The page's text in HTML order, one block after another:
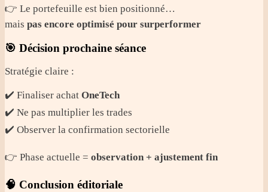
👉 Le portefeuille est bien positionné…
mais pas encore optimisé pour surperformer
🎯 Décision prochaine séance
Stratégie claire :
✔️ Finaliser achat OneTech
✔️ Ne pas multiplier les trades
✔️ Observer la confirmation sectorielle
👉 Phase actuelle = observation + ajustement fin
🧠 Conclusion éditoriale